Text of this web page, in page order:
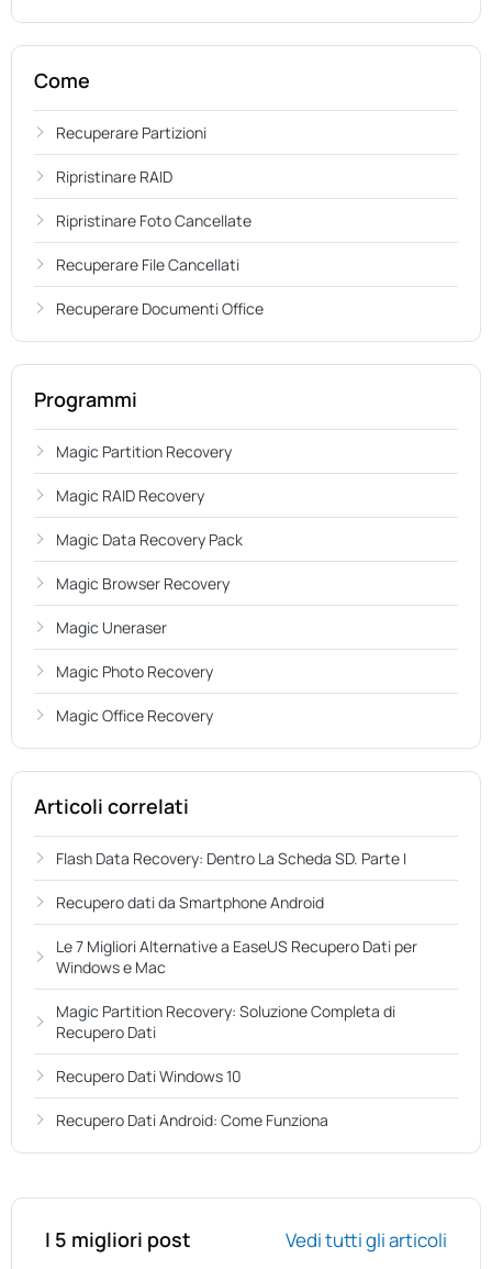
Come
Recuperare Partizioni
Ripristinare RAID
Ripristinare Foto Cancellate
Recuperare File Cancellati
Recuperare Documenti Office
Programmi
Magic Partition Recovery
Magic RAID Recovery
Magic Data Recovery Pack
Magic Browser Recovery
Magic Uneraser
Magic Photo Recovery
Magic Office Recovery
Articoli correlati
Flash Data Recovery: Dentro La Scheda SD. Parte I
Recupero dati da Smartphone Android
Le 7 Migliori Alternative a EaseUS Recupero Dati per
Windows e Mac
Magic Partition Recovery: Soluzione Completa di
Recupero Dati
Recupero Dati Windows 10
Recupero Dati Android: Come Funziona
I 5 migliori post Vedi tutti gli articoli